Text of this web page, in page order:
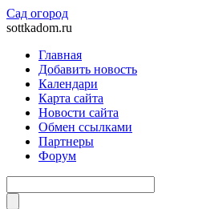
Сад огород
sottkadom.ru
Главная
Добавить новость
Календари
Карта сайта
Новости сайта
Обмен ссылками
Партнеры
Форум